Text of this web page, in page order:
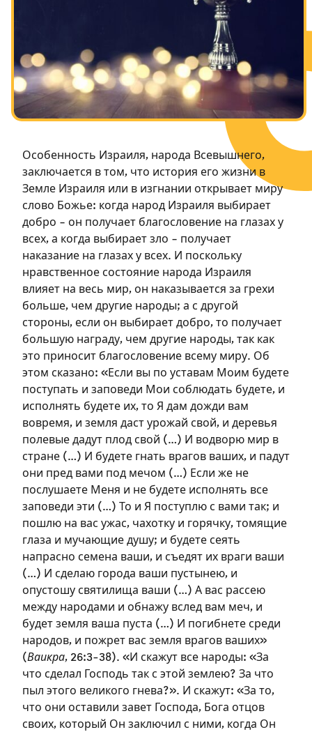
Посты в память о разрушенном Храме
Пурим
Особенность Израиля, народа Всевышнего,
заключается в том, что история его жизни в
Земле Израиля или в изгнании открывает миру
слово Божье: когда народ Израиля выбирает
добро – он получает благословение на глазах у
всех, а когда выбирает зло – получает
наказание на глазах у всех. И поскольку
нравственное состояние народа Израиля
влияет на весь мир, он наказывается за грехи
больше, чем другие народы; а с другой
стороны, если он выбирает добро, то получает
большую награду, чем другие народы, так как
это приносит благословение всему миру. Об
этом сказано: «Если вы по уставам Моим будете
поступать и заповеди Мои соблюдать будете, и
исполнять будете их, то Я дам дожди вам
вовремя, и земля даст урожай свой, и деревья
полевые дадут плод свой (…) И водворю мир в
стране (…) И будете гнать врагов ваших, и падут
они пред вами под мечом (…) Если же не
послушаете Меня и не будете исполнять все
заповеди эти (…) То и Я поступлю с вами так; и
пошлю на вас ужас, чахотку и горячку, томящие
глаза и мучающие душу; и будете сеять
напрасно семена ваши, и съедят их враги ваши
(…) И сделаю города ваши пустынею, и
опустошу святилища ваши (…) А вас рассею
между народами и обнажу вслед вам меч, и
будет земля ваша пуста (…) И погибнете среди
народов, и пожрет вас земля врагов ваших»
(Ваикра, 26:3-38). «И скажут все народы: «За
что сделал Господь так с этой землею? За что
пыл этого великого гнева?». И скажут: «За то,
что они оставили завет Господа, Бога отцов
своих, который Он заключил с ними, когда Он